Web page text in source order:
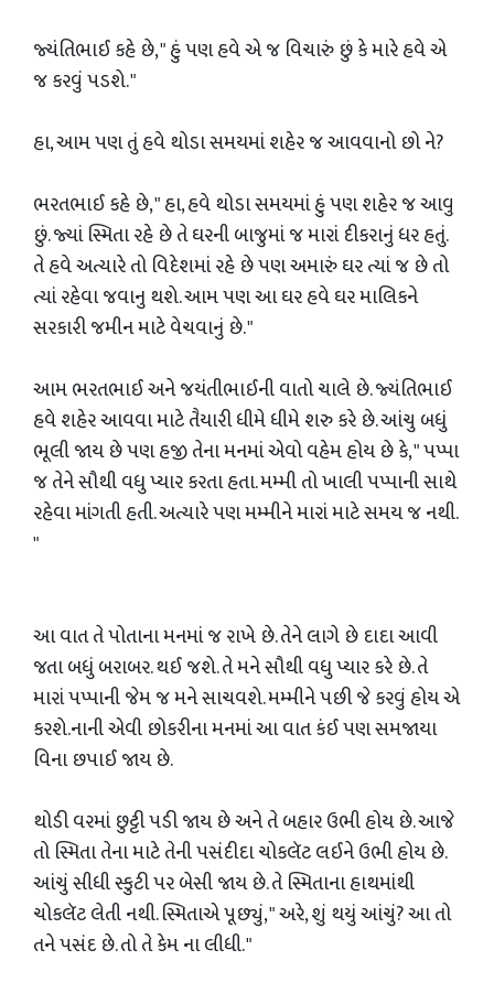
જ્યંતિભાઈ કહે છે, " હું પણ હવે એ જ વિચારું છું કે મારે હવે એ
જ કરવું પડશે. "
હા, આમ પણ તું હવે થોડા સમયમાં શહેર જ આવવાનો છો ને?
ભરતભાઈ કહે છે, " હા, હવે થોડા સમયમાં હું પણ શહેર જ આવુ
છું. જ્યાં સ્મિતા રહે છે તે ઘરની બાજુમાં જ મારાં દીકરાનું ધર હતું.
તે હવે અત્યારે તો વિદેશમાં રહે છે પણ અમારું ઘર ત્યાં જ છે તો
ત્યાં રહેવા જવાનુ થશે. આમ પણ આ ઘર હવે ઘર માલિકને
સરકારી જમીન માટે વેચવાનું છે. "
આમ ભરતભાઈ અને જયંતીભાઈની વાતો ચાલે છે. જ્યંતિભાઈ
હવે શહેર આવવા માટે તૈયારી ધીમે ધીમે શરુ કરે છે. આંચુ બધું
ભૂલી જાય છે પણ હજી તેના મનમાં એવો વહેમ હોય છે કે, " પપ્પા
જ તેને સૌથી વધુ પ્યાર કરતા હતા. મમ્મી તો ખાલી પપ્પાની સાથે
રહેવા માંગતી હતી. અત્યારે પણ મમ્મીને મારાં માટે સમય જ નથી.
"
આ વાત તે પોતાના મનમાં જ રાખે છે. તેને લાગે છે દાદા આવી
જતા બધું બરાબર. થઈ જશે. તે મને સૌથી વધુ પ્યાર કરે છે. તે
મારાં પપ્પાની જેમ જ મને સાચવશે. મમ્મીને પછી જે કરવું હોય એ
કરશે.નાની એવી છોકરીના મનમાં આ વાત કંઈ પણ સમજાયા
વિના છપાઈ જાય છે.
થોડી વરમાં છુટ્ટી પડી જાય છે અને તે બહાર ઉભી હોય છે. આજે
તો સ્મિતા તેના માટે તેની પસંદીદા ચોકલૅટ લઈને ઉભી હોય છે.
આંચું સીધી સ્કુટી પર બેસી જાય છે. તે સ્મિતાના હાથમાંથી
ચોકલૅટ લેતી નથી. સ્મિતાએ પૂછ્યું, " અરે, શું થયું આંચું? આ તો
તને પસંદ છે. તો તે કેમ ના લીધી. "